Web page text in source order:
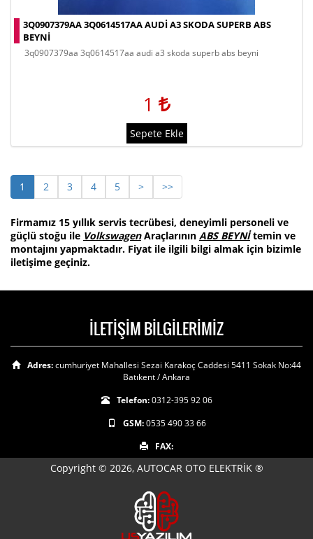
3Q0907379AA 3Q0614517AA AUDI A3 SKODA SUPERB ABS
BEYNI
3q0907379aa 3q0614517aa audi a3 skoda superb abs beyni
1
Sepete Ekle
1 2 3 4 5 > >>
Firmamız 15 yıllık servis tecrübesi, deneyimli personeli ve
güçlü stoğu ile VolkswagenAraçlarının ABS BEYNİtemin ve
montajını yapmaktadır. Fiyat ile ilgili bilgi almak için bizimle
iletişime geçiniz.
İLETİŞİM BİLGİLERİMİZ
Adres:cumhuriyet Mahallesi Sezai Karakoç Caddesi 5411 Sokak No:44
Batıkent / Ankara
Telefon:0312-395 92 06
GSM:0535 490 33 66
FAX:
Copyright © 2026, AUTOCAR OTO ELEKTRİK ®